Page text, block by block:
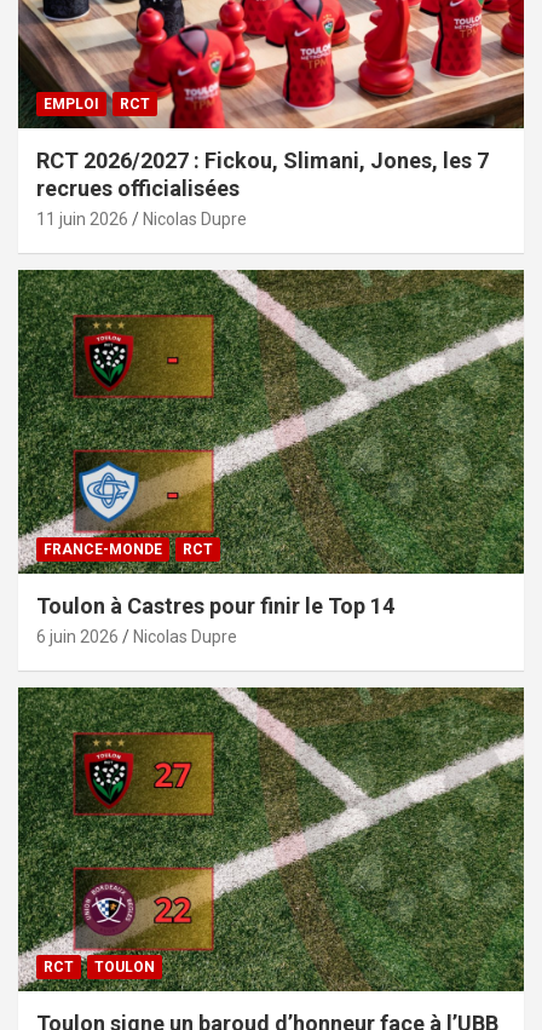
EMPLOI RCT
RCT 2026/2027 : Fickou, Slimani, Jones, les 7
recrues officialisées
11 juin 2026 Nicolas Dupre
FRANCE-MONDE RCT
Toulon à Castres pour finir le Top 14
6 juin 2026 Nicolas Dupre
RCT TOULON
Toulon signe un baroud d’honneur face à l’UBB